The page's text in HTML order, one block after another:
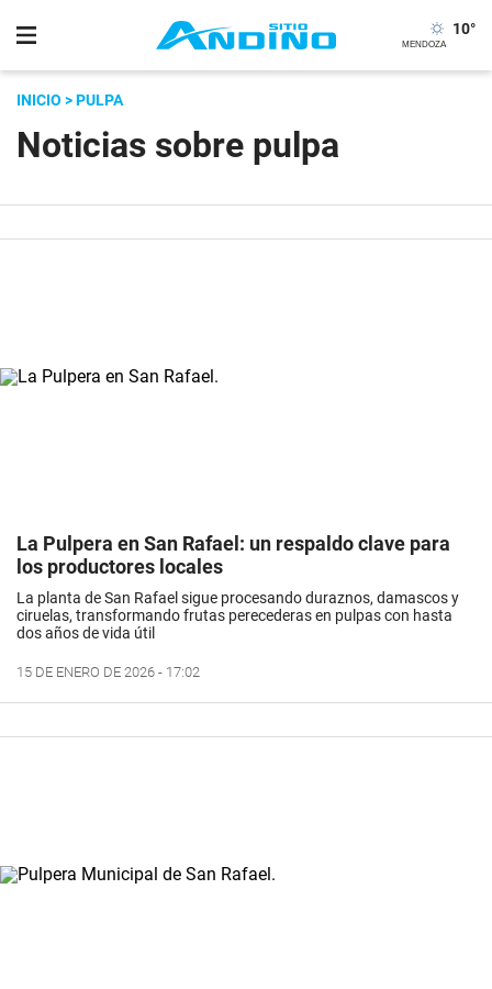
10°
INICIO > PULPA
Noticias sobre pulpa
La Pulpera en San Rafael: un respaldo clave para
los productores locales
La planta de San Rafael sigue procesando duraznos, damascos y
ciruelas, transformando frutas perecederas en pulpas con hasta
dos años de vida útil
15 DE ENERO DE 2026 - 17:02